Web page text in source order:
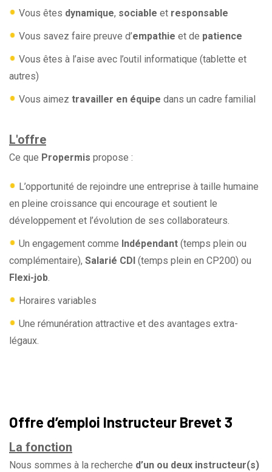
• Vous êtes dynamique, sociable et responsable
• Vous savez faire preuve d’empathie et de patience
• Vous êtes à l’aise avec l’outil informatique (tablette et
autres)
• Vous aimez travailler en équipe dans un cadre familial
L'offre
Ce que Propermis propose :
• L’opportunité de rejoindre une entreprise à taille humaine
en pleine croissance qui encourage et soutient le
développement et l’évolution de ses collaborateurs.
• Un engagement comme Indépendant (temps plein ou
complémentaire), Salarié CDI (temps plein en CP200) ou
Flexi-job.
• Horaires variables
• Une rémunération attractive et des avantages extra-
légaux.
Offre d’emploi Instructeur Brevet 3
La fonction
Nous sommes à la recherche d’un ou deux instructeur(s)